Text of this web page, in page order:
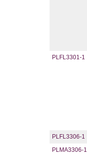
PLFL3301-1
PLFL3306-1
PLMA3306-1